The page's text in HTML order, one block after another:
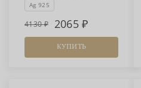
Ag 925
4130 2065
КУПИТЬ